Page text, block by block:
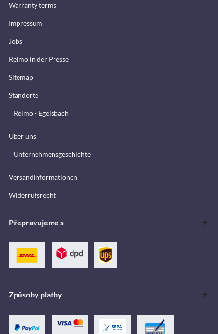
Warranty terms
Impressum
Jobs
Reimo in der Presse
Sitemap
Standorte
Reimo - Egelsbach
Über uns
Unternehmensgeschichte
Versandinformationen
Widerrufsrecht
Přepravujeme s
Způsoby platby